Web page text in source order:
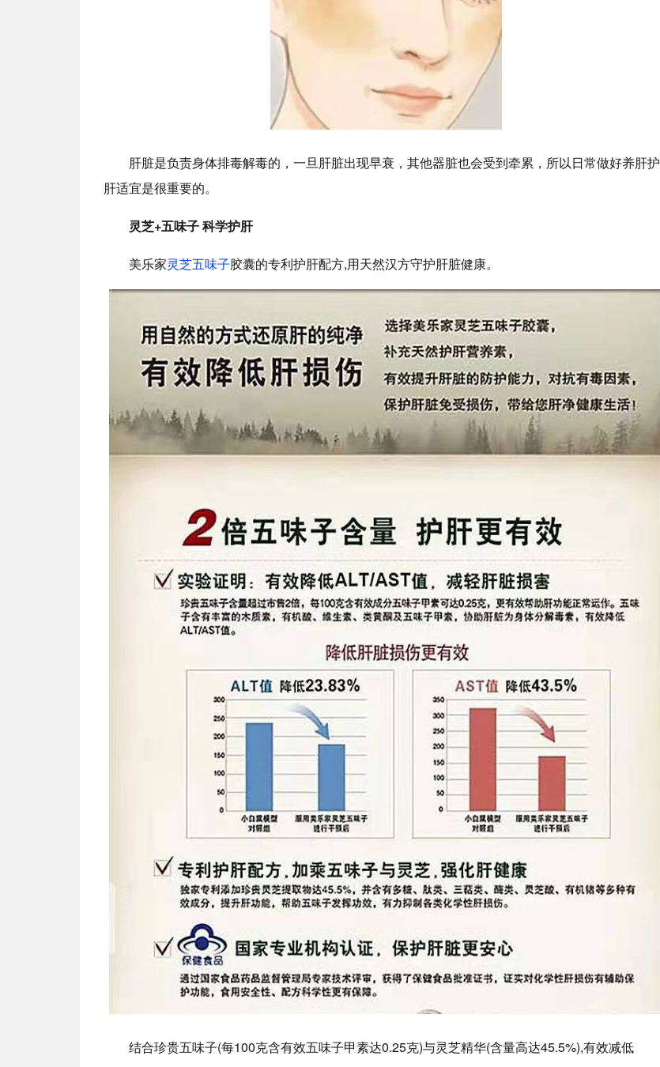
肝脏是负责身体排毒解毒的，一旦肝脏出现早衰，其他器脏也会受到牵累，所以日常做好养肝护
肝适宜是很重要的。
灵芝+五味子 科学护肝
美乐家灵芝五味子胶囊的专利护肝配方,用天然汉方守护肝脏健康。
结合珍贵五味子(每100克含有效五味子甲素达0.25克)与灵芝精华(含量高达45.5%),有效减低